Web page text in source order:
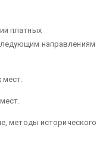
платных
направлениям
методы исторического